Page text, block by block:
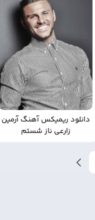
دانلود ریمیکس آهنگ آرمین
زارعی ناز شستم